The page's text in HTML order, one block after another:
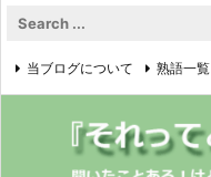
当ブログについて 熟語一覧
プライバシーポリシー